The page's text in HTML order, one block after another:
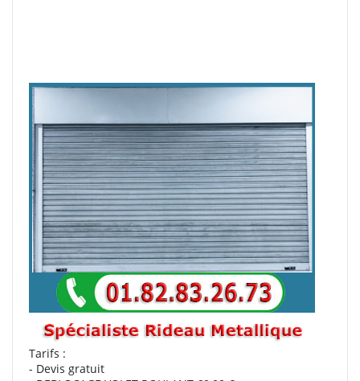
Tarifs :
- Devis gratuit